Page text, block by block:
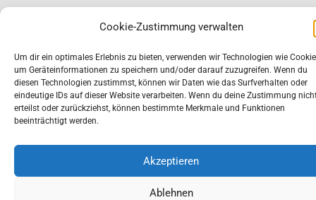
Cookie-Zustimmung verwalten
Um dir ein optimales Erlebnis zu bieten, verwenden wir Technologien wie
um Geräteinformationen zu speichern und/oder darauf zuzugreifen. Wenn du
diesen Technologien zustimmst, können wir Daten wie das Surfverhalten oder
eindeutige IDs auf dieser Website verarbeiten. Wenn du deine Zustimmung
erteilst oder zurückziehst, können bestimmte Merkmale und Funktionen
beeinträchtigt werden.
Akzeptieren
Ablehnen